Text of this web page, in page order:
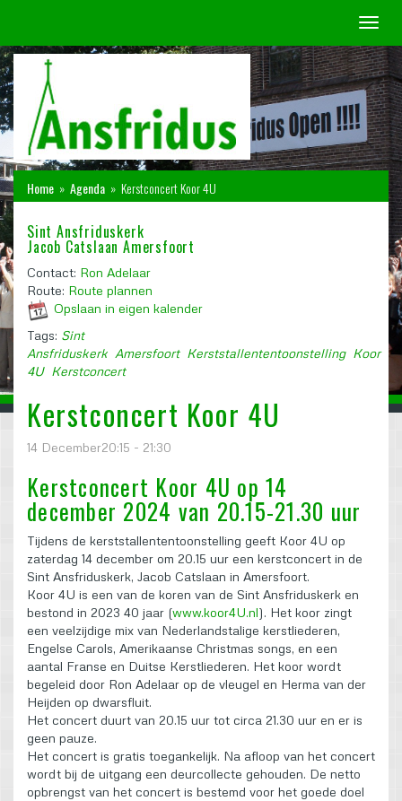
Home » Agenda » Kerstconcert Koor 4U
Sint Ansfriduskerk
Jacob Catslaan Amersfoort
Contact: Ron Adelaar
Route: Route plannen
Opslaan in eigen kalender
Tags: Sint
Ansfriduskerk Amersfoort Kerststallententoonstelling Koor
4U Kerstconcert
Kerstconcert Koor 4U
14 December20:15 - 21:30
Kerstconcert Koor 4U op 14
december 2024 van 20.15-21.30 uur
Tijdens de kerststallententoonstelling geeft Koor 4U op
zaterdag 14 december om 20.15 uur een kerstconcert in de
Sint Ansfriduskerk, Jacob Catslaan in Amersfoort.
Koor 4U is een van de koren van de Sint Ansfriduskerk en
bestond in 2023 40 jaar (www.koor4U.nl). Het koor zingt
een veelzijdige mix van Nederlandstalige kerstliederen,
Engelse Carols, Amerikaanse Christmas songs, en een
aantal Franse en Duitse Kerstliederen. Het koor wordt
begeleid door Ron Adelaar op de vleugel en Herma van der
Heijden op dwarsfluit.
Het concert duurt van 20.15 uur tot circa 21.30 uur en er is
geen pauze.
Het concert is gratis toegankelijk. Na afloop van het concert
wordt bij de uitgang een deurcollecte gehouden. De netto
opbrengst van het concert is bestemd voor het goede doel